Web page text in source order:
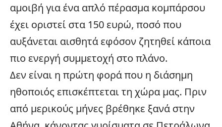
αμοιβή για ένα απλό πέρασμα κομπάρσου
έχει οριστεί στα 150 ευρώ, ποσό που
αυξάνεται αισθητά εφόσον ζητηθεί κάποια
πιο ενεργή συμμετοχή στο πλάνο.
Δεν είναι η πρώτη φορά που η διάσημη
ηθοποιός επισκέπτεται τη χώρα μας. Πριν
από μερικούς μήνες βρέθηκε ξανά στην